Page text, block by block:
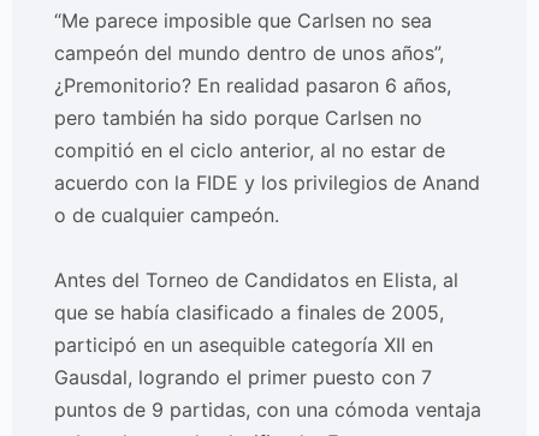
“Me parece imposible que Carlsen no sea
campeón del mundo dentro de unos años”,
¿Premonitorio? En realidad pasaron 6 años,
pero también ha sido porque Carlsen no
compitió en el ciclo anterior, al no estar de
acuerdo con la FIDE y los privilegios de Anand
o de cualquier campeón.
Antes del Torneo de Candidatos en Elista, al
que se había clasificado a finales de 2005,
participó en un asequible categoría XII en
Gausdal, logrando el primer puesto con 7
puntos de 9 partidas, con una cómoda ventaja